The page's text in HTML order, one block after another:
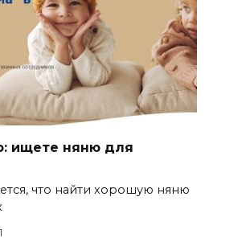
ищете няню для
что найти хорошую няню